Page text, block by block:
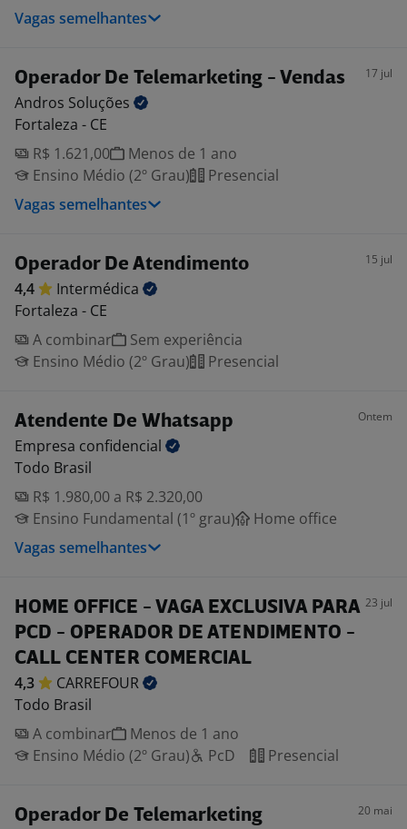
Vagas semelhantes
Operador De Telemarketing - Vendas 17 jul
Andros Soluções
Fortaleza - CE
R$ 1.621,00
Menos de 1 ano
Ensino Médio (2º Grau)
Presencial
Vagas semelhantes
Operador De Atendimento 15 jul
4,4
Intermédica
Fortaleza - CE
A combinar
Sem experiência
Ensino Médio (2º Grau)
Presencial
Atendente De Whatsapp Ontem
Empresa confidencial
Todo Brasil
R$ 1.980,00 a R$ 2.320,00
Ensino Fundamental (1º grau)
Home office
Vagas semelhantes
HOME OFFICE - VAGA EXCLUSIVA PARA
PCD - OPERADOR DE ATENDIMENTO -
CALL CENTER COMERCIAL
23 jul
4,3
CARREFOUR
Todo Brasil
A combinar
Menos de 1 ano
Ensino Médio (2º Grau)
PcD Presencial
Operador De Telemarketing 20 mai